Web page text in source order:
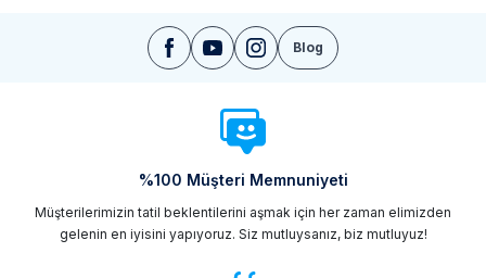
Blog
%100 Müşteri Memnuniyeti
Müşterilerimizin tatil beklentilerini aşmak için her zaman elimizden
gelenin en iyisini yapıyoruz. Siz mutluysanız, biz mutluyuz!